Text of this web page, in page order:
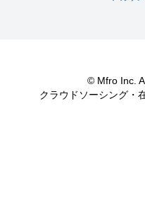
© Mfro Inc.
クラウドソーシング・